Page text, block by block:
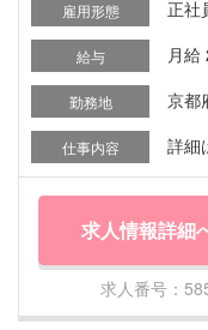
雇用形態 正社
給与 月給
勤務地 京都
仕事内容 詳細
求人情報詳細
求人番号：